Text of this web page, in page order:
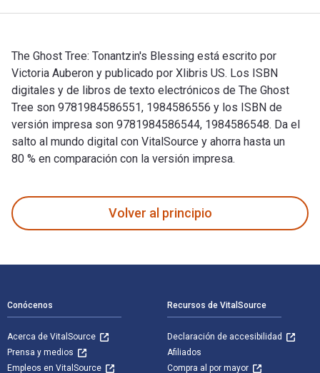
The Ghost Tree: Tonantzin's Blessing está escrito por
Victoria Auberon y publicado por Xlibris US. Los ISBN
digitales y de libros de texto electrónicos de The Ghost
Tree son 9781984586551, 1984586556 y los ISBN de
versión impresa son 9781984586544, 1984586548. Da el
salto al mundo digital con VitalSource y ahorra hasta un
80 % en comparación con la versión impresa.
Volver al principio
Conócenos
Acerca de VitalSource
Prensa y medios
Empleos en VitalSource
Recursos de VitalSource
Declaración de accesibilidad
Afiliados
Compra al por mayor